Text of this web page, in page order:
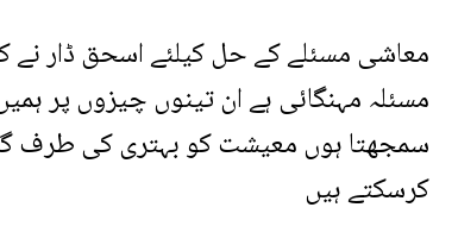
معاشی مسئلے کے حل کیلئے اسحق ڈار نے
مسئلہ مہنگائی ہے ان تینوں چیزوں پر
سمجھتا ہوں معیشت کو بہتری کی طرف
کرسکتے ہیں